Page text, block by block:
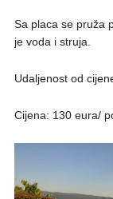
Sa placa se pruža
je voda i struja.
Udaljenost od
Cijena: 130 eura/